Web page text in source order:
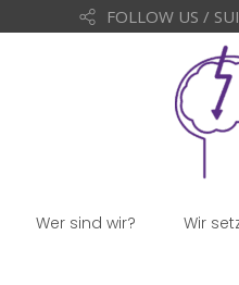
FOLLOW US /
Wer sind wir? Wir